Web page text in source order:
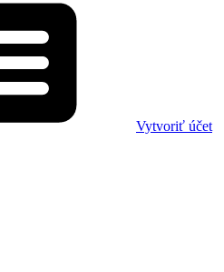
Vytvoriť účet